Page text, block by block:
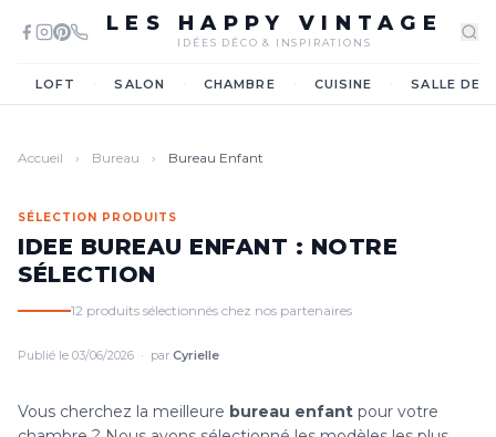
LES HAPPY VINTAGE
IDÉES DÉCO & INSPIRATIONS
LOFT SALON CHAMBRE CUISINE SALLE DE
Accueil › Bureau › Bureau Enfant
SÉLECTION PRODUITS
IDEE BUREAU ENFANT : NOTRE
SÉLECTION
12 produits sélectionnés chez nos partenaires
Publié le 03/06/2026 · par Cyrielle
Vous cherchez la meilleure bureau enfant pour votre